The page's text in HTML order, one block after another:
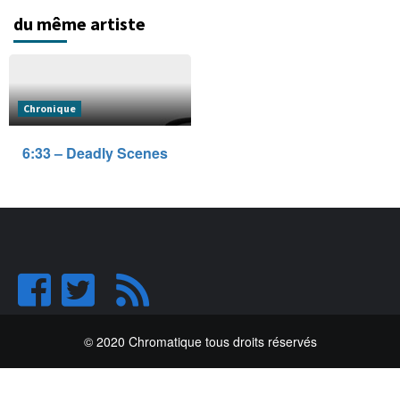
du même artiste
Chronique
6:33 – Deadly Scenes
© 2020 Chromatique tous droits réservés